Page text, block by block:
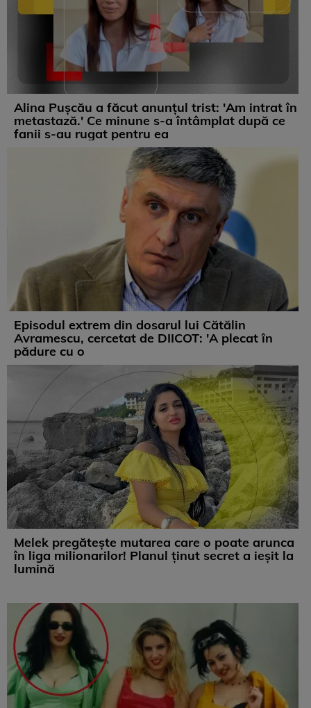
Alina Pușcău a făcut anunțul trist: 'Am intrat în
metastază.' Ce minune s-a întâmplat după ce
fanii s-au rugat pentru ea
Episodul extrem din dosarul lui Cătălin
Avramescu, cercetat de DIICOT: 'A plecat în
pădure cu o
Melek pregătește mutarea care o poate arunca
în liga milionarilor! Planul ținut secret a ieșit la
lumină